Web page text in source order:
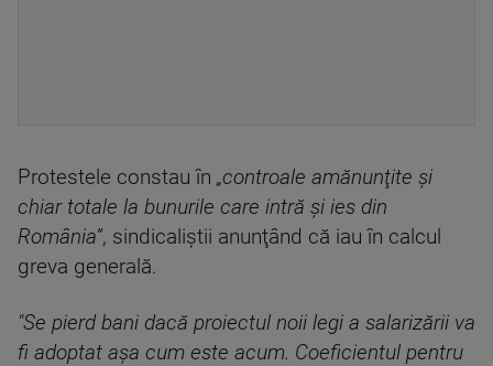
Protestele constau în „controale amănunţite şi
chiar totale la bunurile care intră şi ies din
România”, sindicaliştii anunţând că iau în calcul
greva generală.
"Se pierd bani dacă proiectul noii legi a salarizării va
fi adoptat aşa cum este acum. Coeficientul pentru